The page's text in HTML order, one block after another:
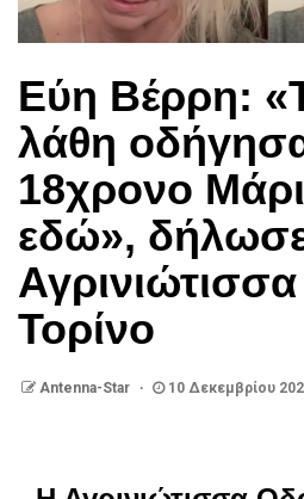
Εύη Βέρρη:
λάθη
18χρονο
εδώ»,
Τορίνο
Antenna-Star 10 Δεκεμβρίου